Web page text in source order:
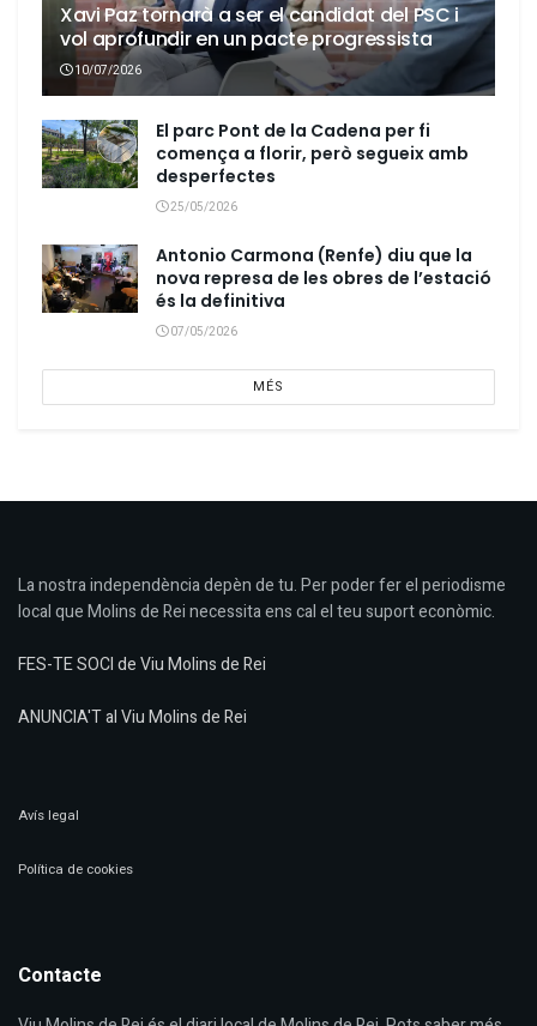
Xavi Paz tornarà a ser el candidat del PSC i
vol aprofundir en un pacte progressista
10/07/2026
El parc Pont de la Cadena per fi
comença a florir, però segueix amb
desperfectes
25/05/2026
Antonio Carmona (Renfe) diu que la
nova represa de les obres de l’estació
és la definitiva
07/05/2026
MÉS
La nostra independència depèn de tu. Per poder fer el periodisme
local que Molins de Rei necessita ens cal el teu suport econòmic.
FES-TE SOCI de Viu Molins de Rei
ANUNCIA'T al Viu Molins de Rei
Avís legal
Política de cookies
Contacte